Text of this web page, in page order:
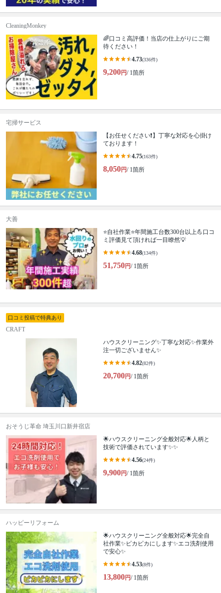
CleaningMonkey
🌈口コミ高評価！当店の仕上がりにご期
待ください！
4.73(336件)
9,200円/ 1箇所
宅掃サービス
【お任せください❗️】丁寧な対応を心掛け
ております！
4.75(163件)
8,050円/ 1箇所
大善
⭐自社作業⭐年間施工台数300台以上💪口コ
ミ評価見て頂ければ一目瞭然💡
4.68(134件)
51,750円/ 1箇所
口コミ投稿で特典あり
CRAFT
ハウスクリーニング✨丁寧な対応✨作業外
注一切ございません✨
4.82(82件)
20,700円/ 1箇所
おそうじ革命 埼玉川口新井宿店
🌟ハウスクリーニング全般対応🌟人柄と
技術で評価されています✨✨
4.56(24件)
9,900円/ 1箇所
ハッピーリフォーム
🌟ハウスクリーニング全般対応🌟完全自
社作業✨️ピカピカにします✨️エコ洗剤使用
で安心✨
4.53(8件)
13,800円/ 1箇所